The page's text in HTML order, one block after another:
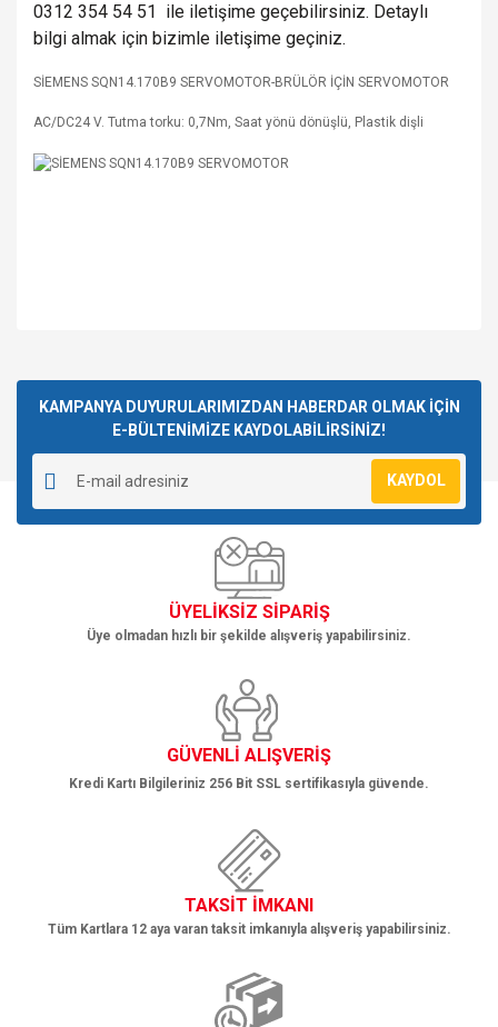
0312 354 54 51 ile iletişime geçebilirsiniz. Detaylı
bilgi almak için bizimle iletişime geçiniz.
SİEMENS SQN14.170B9 SERVOMOTOR-BRÜLÖR İÇİN SERVOMOTOR
AC/DC24 V. Tutma torku: 0,7Nm, Saat yönü dönüşlü, Plastik dişli
Yorum Yaz
kullanarak tarafımıza iletebilirsiniz.
Görüş ve önerileriniz için teşekkür ederiz.
Ürün resmi kalitesiz, bozuk veya görüntülenemiyor.
Ürün açıklamasında eksik bilgiler bulunuyor.
Ürün bilgilerinde hatalar bulunuyor.
Ürün fiyatı diğer sitelerden daha pahalı.
Bu ürüne benzer farklı alternatifler olmalı.
Gönder
KAMPANYA DUYURULARIMIZDAN HABERDAR OLMAK İÇİN
E-BÜLTENİMİZE KAYDOLABİLİRSİNİZ!
KAYDOL
ÜYELİKSİZ SİPARİŞ
Üye olmadan hızlı bir şekilde alışveriş yapabilirsiniz.
GÜVENLİ ALIŞVERİŞ
Kredi Kartı Bilgileriniz 256 Bit SSL sertifikasıyla güvende.
TAKSİT İMKANI
Tüm Kartlara 12 aya varan taksit imkanıyla alışveriş yapabilirsiniz.